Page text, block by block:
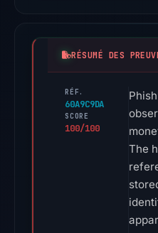
RÉSUMÉ DES
RÉF.
60A9C9DA
SCORE
100/100
The